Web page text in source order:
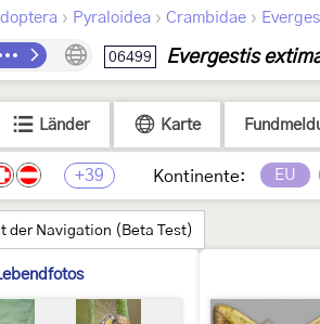
› Pyraloidea › Crambidae ›
06499 Evergestis
Länder Karte
+39 Kontinente: EU
der Navigation (Beta Test)